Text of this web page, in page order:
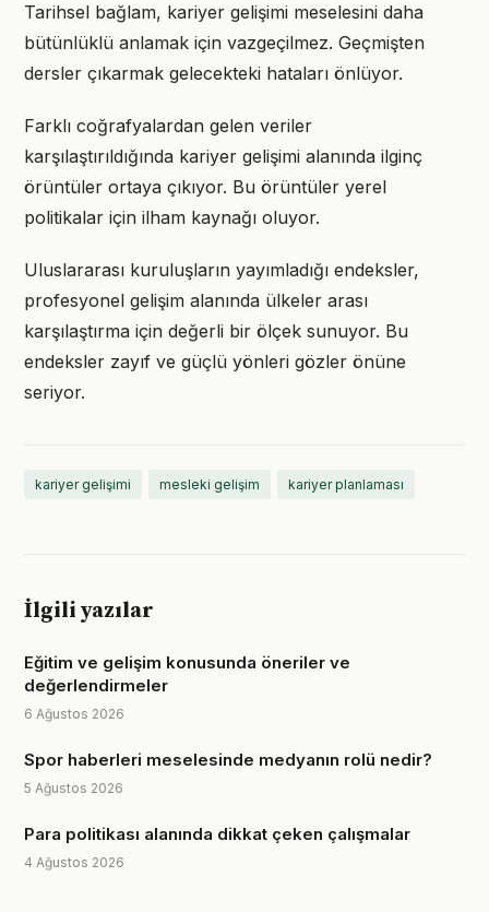
Tarihsel bağlam, kariyer gelişimi meselesini daha
bütünlüklü anlamak için vazgeçilmez. Geçmişten
dersler çıkarmak gelecekteki hataları önlüyor.
Farklı coğrafyalardan gelen veriler
karşılaştırıldığında kariyer gelişimi alanında ilginç
örüntüler ortaya çıkıyor. Bu örüntüler yerel
politikalar için ilham kaynağı oluyor.
Uluslararası kuruluşların yayımladığı endeksler,
profesyonel gelişim alanında ülkeler arası
karşılaştırma için değerli bir ölçek sunuyor. Bu
endeksler zayıf ve güçlü yönleri gözler önüne
seriyor.
kariyer gelişimi mesleki gelişim kariyer planlaması
İlgili yazılar
Eğitim ve gelişim konusunda öneriler ve
değerlendirmeler
6 Ağustos 2026
Spor haberleri meselesinde medyanın rolü nedir?
5 Ağustos 2026
Para politikası alanında dikkat çeken çalışmalar
4 Ağustos 2026